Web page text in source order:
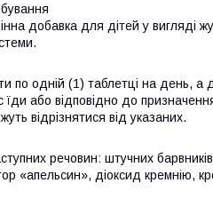
добавка для дітей у вигляді
по одній (1) таблетці на день, а
або відповідно до
відрізнятися від указаних.
речовин: штучних
«апельсин», діоксид кремнію,